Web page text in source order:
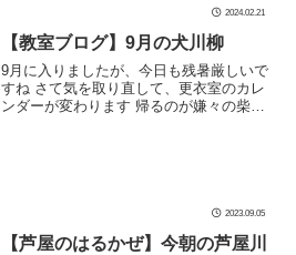
2024.02.21
【教室ブログ】9月の犬川柳
9月に入りましたが、今日も残暑厳しいで
すね さて気を取り直して、更衣室のカレ
ンダーが変わります 帰るのが嫌々の柴と
2023.09.05
【芦屋のはるかぜ】今朝の芦屋川